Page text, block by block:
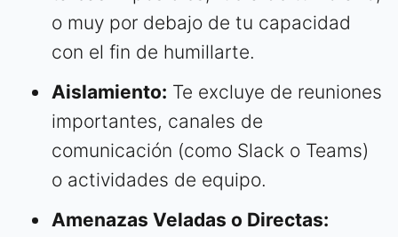
o muy por debajo de tu capacidad
con el fin de humillarte.
Aislamiento: Te excluye de reuniones
importantes, canales de
comunicación (como Slack o Teams)
o actividades de equipo.
Amenazas Veladas o Directas: